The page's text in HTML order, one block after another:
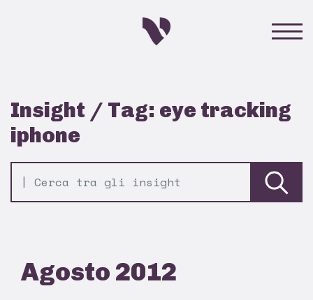
Insight / Tag: eye tracking
iphone
Agosto 2012